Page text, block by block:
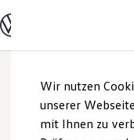
Hauptinhalt
springen
Footer
springen
Modelle und
Modelle
Elektroautos
ENERGY
SUV und CUV
Wir nutzen
unserer
mit Ihnen zu